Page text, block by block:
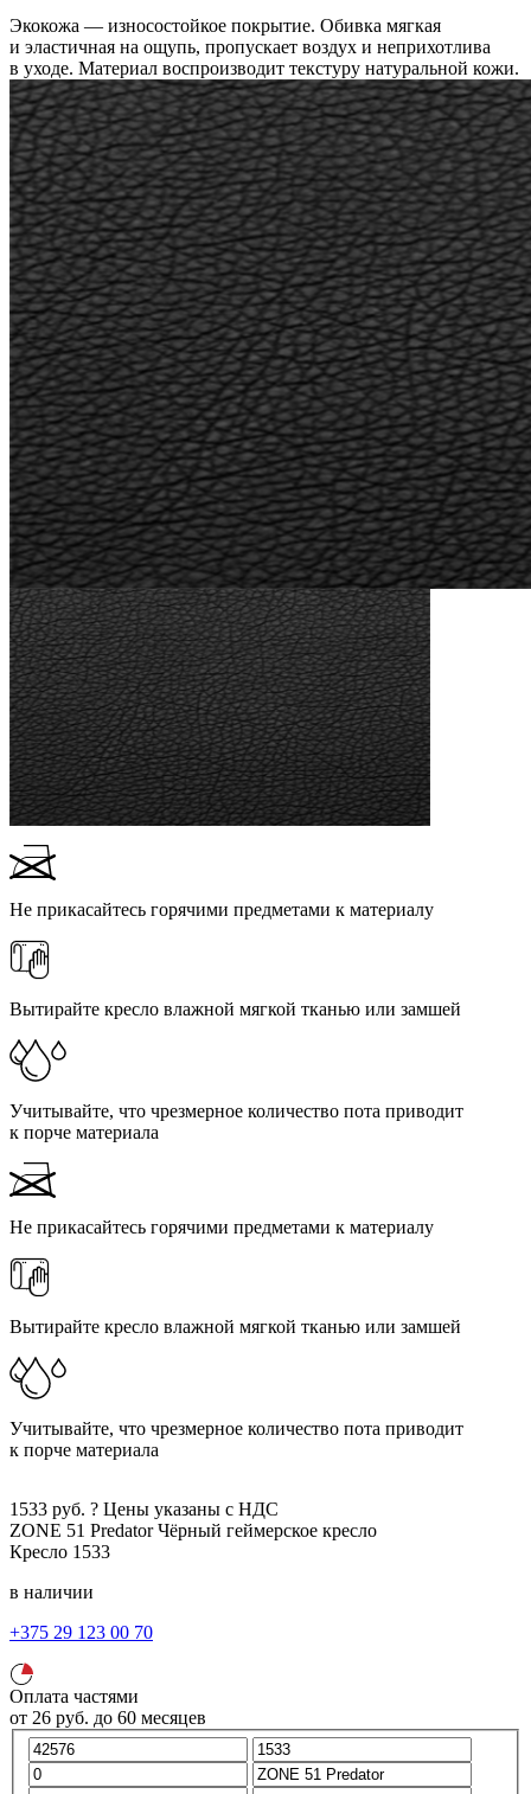
Экокожа — износостойкое покрытие. Обивка мягкая
и эластичная на ощупь, пропускает воздух и неприхотлива
в уходе. Материал воспроизводит текстуру натуральной кожи.
Не прикасайтесь горячими предметами к материалу
Вытирайте кресло влажной мягкой тканью или замшей
Учитывайте, что чрезмерное количество пота приводит
к порче материала
Не прикасайтесь горячими предметами к материалу
Вытирайте кресло влажной мягкой тканью или замшей
Учитывайте, что чрезмерное количество пота приводит
к порче материала
1533 руб. ? Цены указаны с НДС
ZONE 51 Predator Чёрный геймерское кресло
Кресло 1533
в наличии
+375 29 123 00 70
Оплата частями
от 26 руб. до 60 месяцев